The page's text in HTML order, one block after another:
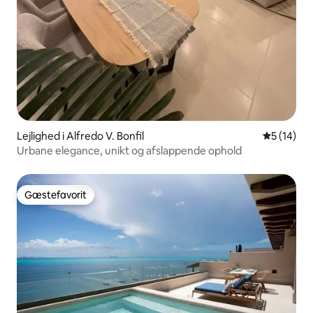
Lejlighed i Alfredo V. Bonfil 5 ud af 5 i
5 (14)
Urbane elegance, unikt og afslappende ophold
Gæstefavorit
Gæstefavorit